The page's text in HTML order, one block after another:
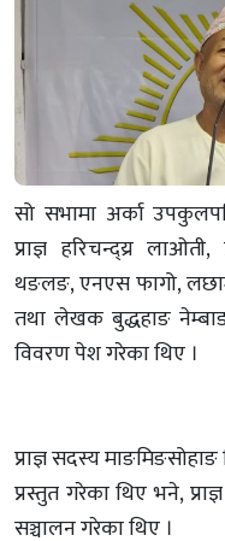
सो सभामा अर्का
प्राज्ञ हरिचन्द्य्र
थङलङ, एनएस फागो,
तथा लेखक बुद्धहाङ
विवरण पेश गरेका थिए ।
प्राज्ञ सदस्य
प्रस्तुत गरेका थिए भने,
सञ्चालन गरेका थिए ।